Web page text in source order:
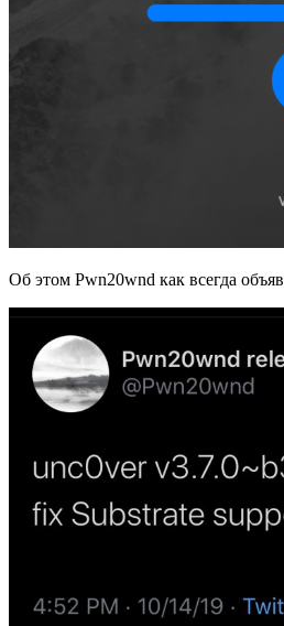
Об этом Pwn20wnd как всегда